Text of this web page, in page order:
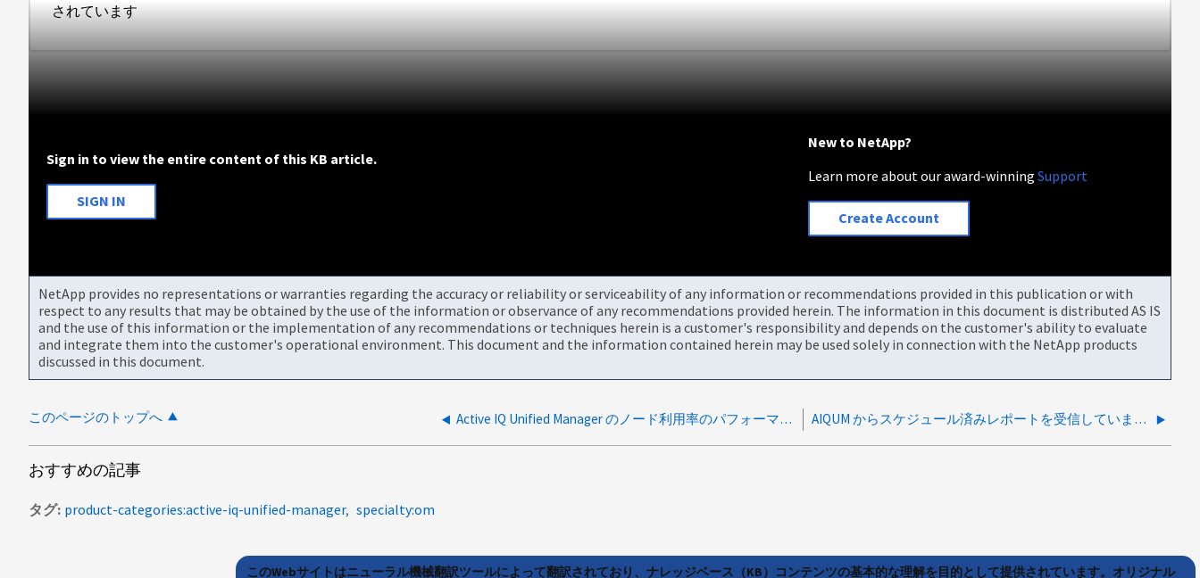
されています
Sign in to view the entire content of this KB article.
SIGN IN
New to NetApp?
Learn more about our award-winningSupport
Create Account
NetApp provides no representations or warranties regarding the accuracy or reliability or serviceability of any information or recommendations provided in this publication or with
respect to any results that may be obtained by the use of the information or observance of any recommendations provided herein. The information in this document is distributed AS IS
and the use of this information or the implementation of any recommendations or techniques herein is a customer's responsibility and depends on the customer's ability to evaluate
and integrate them into the customer's operational environment. This document and the information contained herein may be used solely in connection with the NetApp products
discussed in this document.
このページのトップへ Active IQ Unified Manager のノード利用率のパフォーマンス指標には、不正確なデータが反映されます AIQUM からスケジュール済みレポートを受信していません
おすすめの記事
タグ product-categories:active-iq-unified-manager specialty:om
このWebサイトはニューラル機械翻訳ツールによって翻訳されており、ナレッジベース（KB）コンテンツの基本的な理解を目的として提供されています。オリジナル